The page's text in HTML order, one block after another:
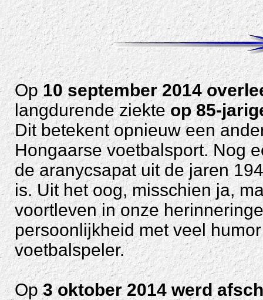
Op10 september 2014
langdurende ziekteop 85-
Dit betekent opnieuw een
Hongaarse voetbalsport. Nog
de aranycsapat uit de jaren
is. Uit het oog, misschien ja,
voortleven in onze
persoonlijkheid met veel
voetbalspeler.
Op3 oktober 2014 werd